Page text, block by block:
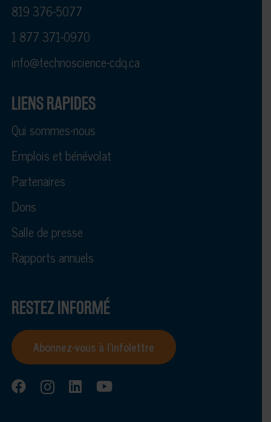
819 376-5077
1 877 371-0970
info@technoscience-cdq.ca
LIENS RAPIDES
Qui sommes-nous
Emplois et bénévolat
Partenaires
Dons
Salle de presse
Rapports annuels
RESTEZ INFORMÉ
Abonnez-vous à l’infolettre